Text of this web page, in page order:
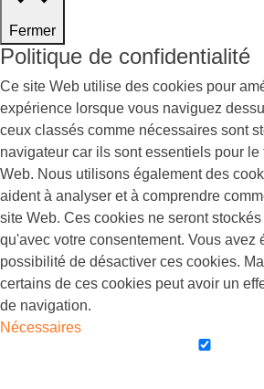
Fermer
Politique de confidentialité
Ce site Web utilise des cookies pour
expérience lorsque vous naviguez
ceux classés comme nécessaires sont
navigateur car ils sont essentiels pour
Web. Nous utilisons également des
aident à analyser et à comprendre
site Web. Ces cookies ne seront
qu'avec votre consentement. Vous avez
possibilité de désactiver ces cookies.
certains de ces cookies peut avoir un
de navigation.
Nécessaires